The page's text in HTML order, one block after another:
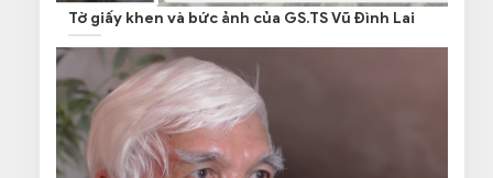
Tờ giấy khen và bức ảnh của GS.TS Vũ Đình Lai